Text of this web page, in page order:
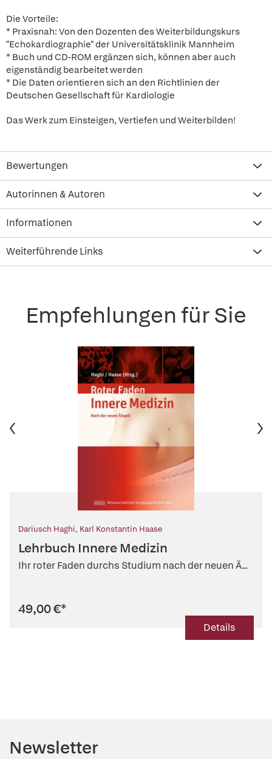
Die Vorteile:
* Praxisnah: Von den Dozenten des Weiterbildungskurs
"Echokardiographie" der Universitätsklinik Mannheim
* Buch und CD-ROM ergänzen sich, können aber auch
eigenständig bearbeitet werden
* Die Daten orientieren sich an den Richtlinien der
Deutschen Gesellschaft für Kardiologie
Das Werk zum Einsteigen, Vertiefen und Weiterbilden!
Bewertungen
Autorinnen & Autoren
Informationen
Weiterführende Links
Empfehlungen für Sie
Dariusch Haghi, Karl Konstantin Haase
Lehrbuch Innere Medizin
Ihr roter Faden durchs Studium nach der neuen Ä...
49,00 €*
Details
Newsletter